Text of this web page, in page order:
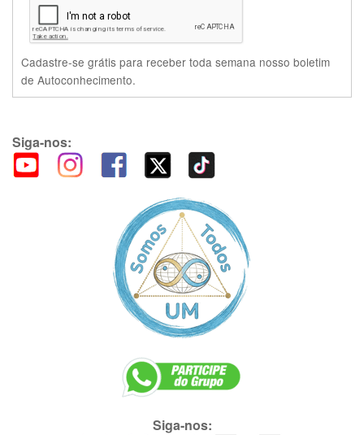
Cadastre-se grátis para receber toda semana nosso boletim
de Autoconhecimento.
Siga-nos:
Siga-nos: